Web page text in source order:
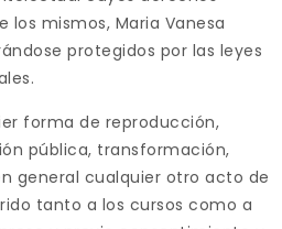
los mismos, Maria Vanesa
protegidos por las leyes
forma de reproducción,
pública, transformación,
general cualquier otro acto de
tanto a los cursos como a